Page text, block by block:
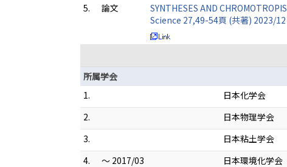
5.
論文
SYNTHESES AND
Science 27,49-54頁 (共著) 2023/12
所属学会
1.
日本化学会
2.
日本物理学会
3.
日本粘土学会
4.
～ 2017/03
日本環境化学会